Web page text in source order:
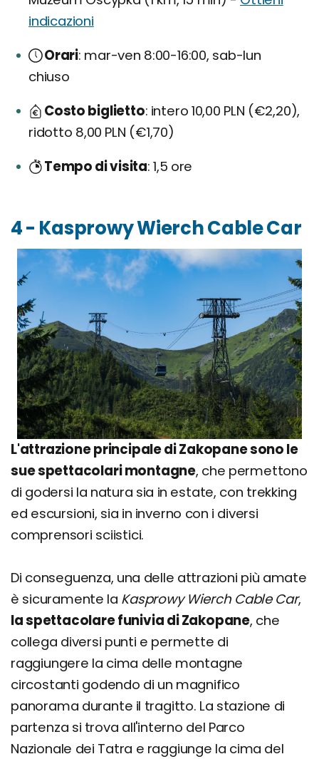
indicazioni
Orari mar-ven 8:00-16:00, sab-lun
chiuso
Costo biglietto intero 10,00 PLN (€2,20),
ridotto 8,00 PLN (€1,70)
Tempo di visita 1,5 ore
4 - Kasprowy Wierch Cable Car
L'attrazione principale di Zakopane sono le
sue spettacolari montagne, che permettono
di godersi la natura sia in estate, con trekking
ed escursioni, sia in inverno con i diversi
comprensori sciistici.
Di conseguenza, una delle attrazioni più amate
è sicuramente la Kasprowy Wierch Cable Car,
la spettacolare funivia di Zakopane, che
collega diversi punti e permette di
raggiungere la cima delle montagne
circostanti godendo di un magnifico
panorama durante il tragitto. La stazione di
partenza si trova all'interno del Parco
Nazionale dei Tatra e raggiunge la cima del